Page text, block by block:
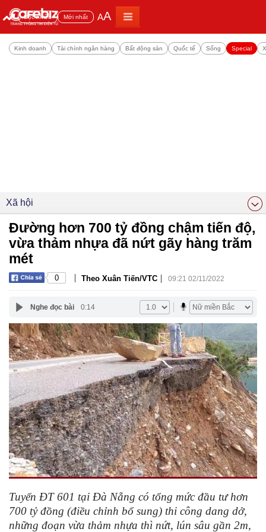
Đọc nhiều Mới nhất AA
Kinh doanh Tài chính ngân hàng Bất động sản Quốc tế Sống Special
Xã hội
Đường hơn 700 tỷ đồng chậm tiến độ,
vừa thảm nhựa đã nứt gãy hàng trăm
mét
0 | Theo Xuân Tiến/VTC | 09:21 02/11/2022
Nghe đọc bài 0:14
Tuyến ĐT 601 tại Đà Nẵng có tổng mức đầu tư hơn
700 tỷ đồng (điều chỉnh bổ sung) thi công dang dở,
những đoạn vừa thảm nhựa thì nứt, lún sâu gần 2m,